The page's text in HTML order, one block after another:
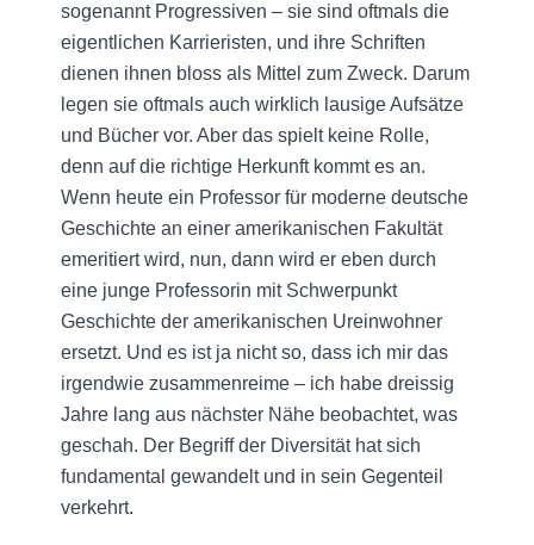
sogenannt Progressiven – sie sind oftmals die
eigentlichen Karrieristen, und ihre Schriften
dienen ihnen bloss als Mittel zum Zweck. Darum
legen sie oftmals auch wirklich lausige Aufsätze
und Bücher vor. Aber das spielt keine Rolle,
denn auf die richtige Herkunft kommt es an.
Wenn heute ein Professor für moderne deutsche
Geschichte an einer amerikanischen Fakultät
emeritiert wird, nun, dann wird er eben durch
eine junge Professorin mit Schwerpunkt
Geschichte der amerikanischen Ureinwohner
ersetzt. Und es ist ja nicht so, dass ich mir das
irgendwie zusammenreime – ich habe dreissig
Jahre lang aus nächster Nähe beobachtet, was
geschah. Der Begriff der Diversität hat sich
fundamental gewandelt und in sein Gegenteil
verkehrt.